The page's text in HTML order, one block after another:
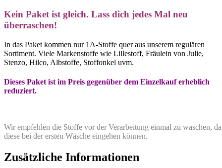
Kein Paket ist gleich. Lass dich jedes Mal neu
überraschen!
In das Paket kommen nur 1A-Stoffe quer aus unserem regulären
Sortiment. Viele Markenstoffe wie Lillestoff, Fräulein von Julie,
Stenzo, Hilco, Albstoffe, Stoffonkel uvm.
Dieses Paket ist im Preis gegenüber dem Einzelkauf erheblich
reduziert.
Wir empfehlen die Stoffe vor der Verarbeitung einmal zu waschen, da
diese bei der ersten Wäsche eingehen können.
Zusätzliche Informationen